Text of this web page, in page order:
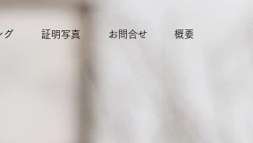
グ 証明写真 お問合せ 概要